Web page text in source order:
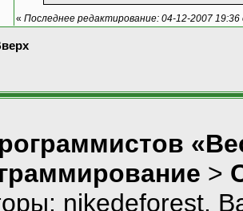
void main ()
cin>>nrow>>ncol;
int **mass, i, j;
int ca;
mass=new int *[nrow];
for (i=0; i<nrow;
« Последнее редактирование: 04-12-2007
>
nikedeforest,